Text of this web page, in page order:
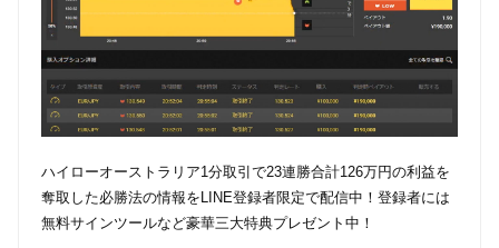
ハイローオーストラリア1分取引で23連勝合計126万円の利益を
奪取した必勝法の情報をLINE登録者限定で配信中！登録者には
無料サインツールなど豪華三大特典プレゼント中！